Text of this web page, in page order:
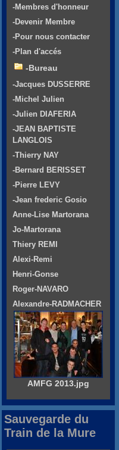
-Membres d'honneur
-Devenir Membre
-Pour nous contacter
-Plan d'accés
-Bureau
-Jacques DUSSERRE
-Michel Julien
-Julien DIAFERIA
-JEAN BAPTISTE
LANGLOIS
-Thierry NAY
-Bernard BERISSET
-Pierre LEVY
-Jean frederic Gosio
Anne-Lise Martorana
Jo-Martorana
Thiery REMI
Alexi-Remi
Henri-Gonse
Roger-NAVARO
Alexandre-RADMACHER
AMFG 2013.jpg
Sauvegarde du
Train de la Mure